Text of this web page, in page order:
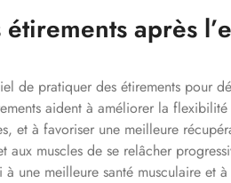
après
de pratiquer des étirements pour
aident à améliorer la
et à favoriser une meilleure
aux muscles de se relâcher
une meilleure santé musculaire et